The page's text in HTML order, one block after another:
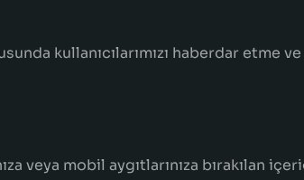
kullanıcılarımızı haberdar etme
veya mobil aygıtlarınıza bırakılan